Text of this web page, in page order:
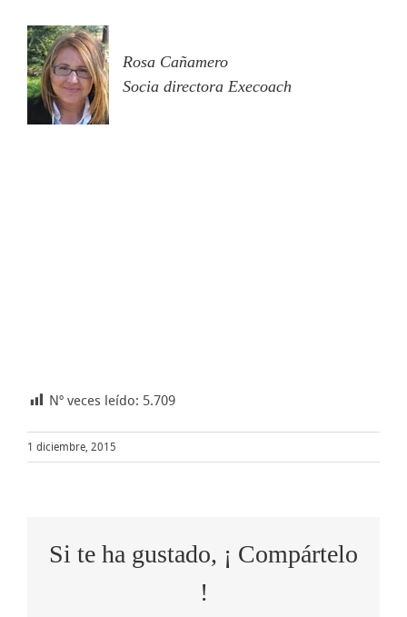
Rosa Cañamero
Socia directora Execoach
Nº veces leído: 5.709
1 diciembre, 2015
Si te ha gustado, ¡ Compártelo
!